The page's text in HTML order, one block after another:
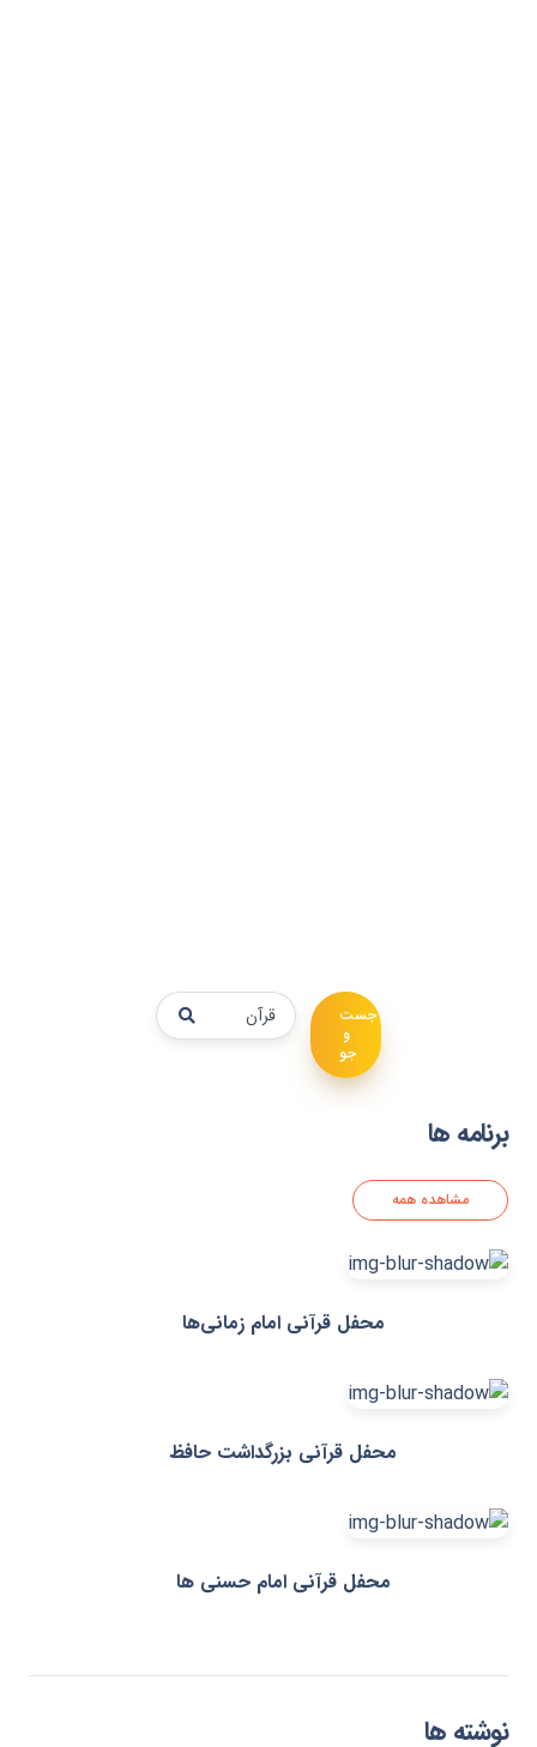
جست
و
جو
برنامه ها
مشاهده همه
محفل قرآنی امام زمانی‌ها
محفل قرآنی بزرگداشت حافظ
محفل قرآنی امام حسنی ها
نوشته ها